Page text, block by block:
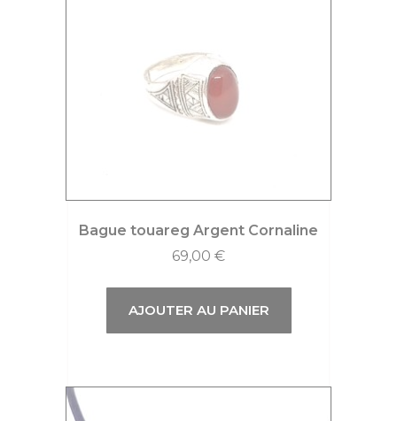
Bague touareg Argent Cornaline
69,00 €
AJOUTER AU PANIER